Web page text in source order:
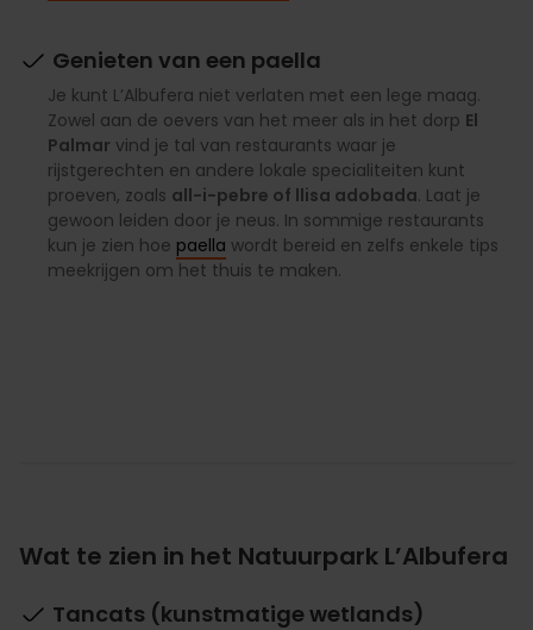
Genieten van een paella
Je kunt L’Albufera niet verlaten met een lege maag.
Zowel aan de oevers van het meer als in het dorp El
Palmar vind je tal van restaurants waar je
rijstgerechten en andere lokale specialiteiten kunt
proeven, zoals all-i-pebre of llisa adobada. Laat je
gewoon leiden door je neus. In sommige restaurants
kun je zien hoe paella wordt bereid en zelfs enkele tips
meekrijgen om het thuis te maken.
Wat te zien in het Natuurpark L’Albufera
Tancats (kunstmatige wetlands)